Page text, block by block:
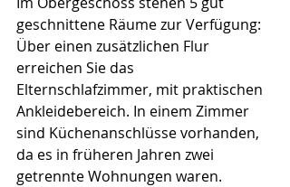
geschnittene Räume zur Verfügung:
Über einen zusätzlichen Flur
erreichen Sie das
Elternschlafzimmer, mit praktischen
Ankleidebereich. In einem Zimmer
sind Küchenanschlüsse vorhanden,
da es in früheren Jahren zwei
getrennte Wohnungen waren.